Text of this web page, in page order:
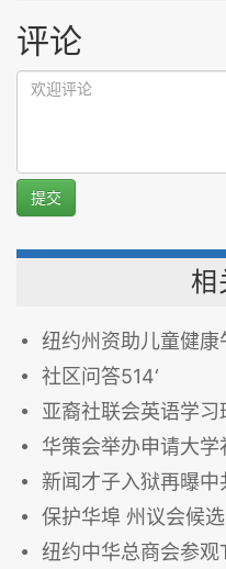
评论
提交
相
纽约州资助儿童健康
社区问答514‘
亚裔社联会英语学习
华策会举办申请大学
新闻才子入狱再曝
保护华埠 州议会候
纽约中华总商会参